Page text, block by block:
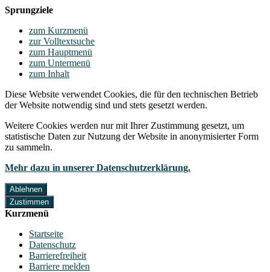
Sprungziele
zum Kurzmenü
zur Volltextsuche
zum Hauptmenü
zum Untermenü
zum Inhalt
Diese Website verwendet Cookies, die für den technischen Betrieb
der Website notwendig sind und stets gesetzt werden.
Weitere Cookies werden nur mit Ihrer Zustimmung gesetzt, um
statistische Daten zur Nutzung der Website in anonymisierter Form
zu sammeln.
Mehr dazu in unserer Datenschutzerklärung.
Ablehnen
Zustimmen
Kurzmenü
Startseite
Datenschutz
Barrierefreiheit
Barriere melden